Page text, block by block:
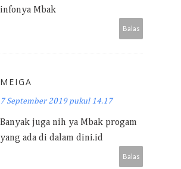
infonya Mbak
Balas
MEIGA
7 September 2019 pukul 14.17
Banyak juga nih ya Mbak progam
yang ada di dalam dini.id
Balas